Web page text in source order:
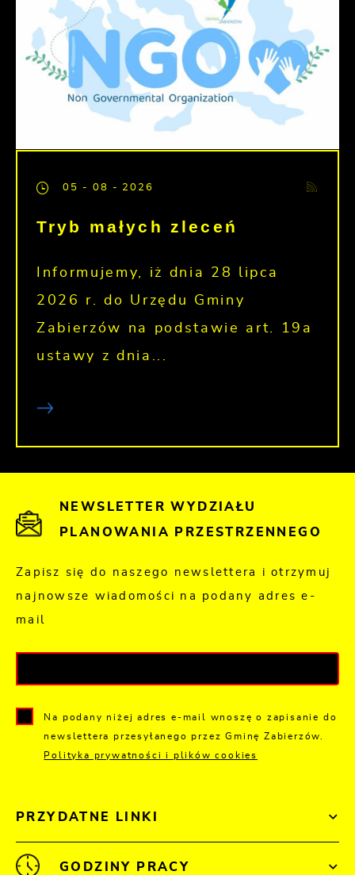
05 - 08 - 2026
Tryb małych zleceń
Informujemy, iż dnia 28 lipca
2026 r. do Urzędu Gminy
Zabierzów na podstawie art. 19a
ustawy z dnia...
PRZYDATNE LINKI
NEWSLETTER WYDZIAŁU
PLANOWANIA PRZESTRZENNEGO
Zapisz się do naszego newslettera i otrzymuj
najnowsze wiadomości na podany adres e-
mail
Na podany niżej adres e-mail wnoszę o zapisanie do
newslettera przesyłanego przez Gminę Zabierzów.
Polityka prywatności i plików cookies
GODZINY PRACY